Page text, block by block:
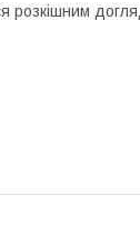
розкішним